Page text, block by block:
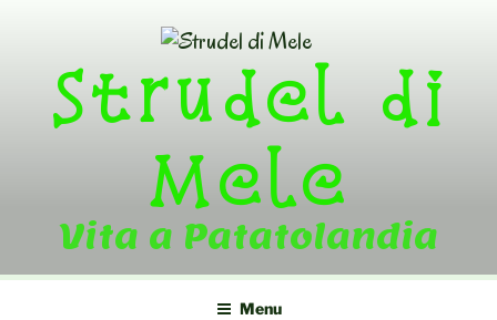
contentStrudel di
Mele
Vita a Patatolandia
Menu